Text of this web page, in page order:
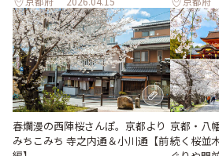
春爛漫の西陣桜さんぽ。京都より
みちこみち 寺之内通＆小川通【前
京都・八
続く桜並